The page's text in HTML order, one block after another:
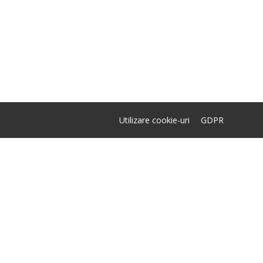
Utilizare cookie-uri GDPR